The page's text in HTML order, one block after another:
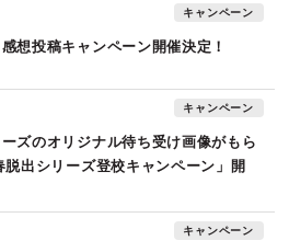
キャンペーン
感想投稿キャンペーン開催決定！
キャンペーン
ズのオリジナル待ち受け画像がもら
脱出シリーズ登校キャンペーン」開
キャンペーン